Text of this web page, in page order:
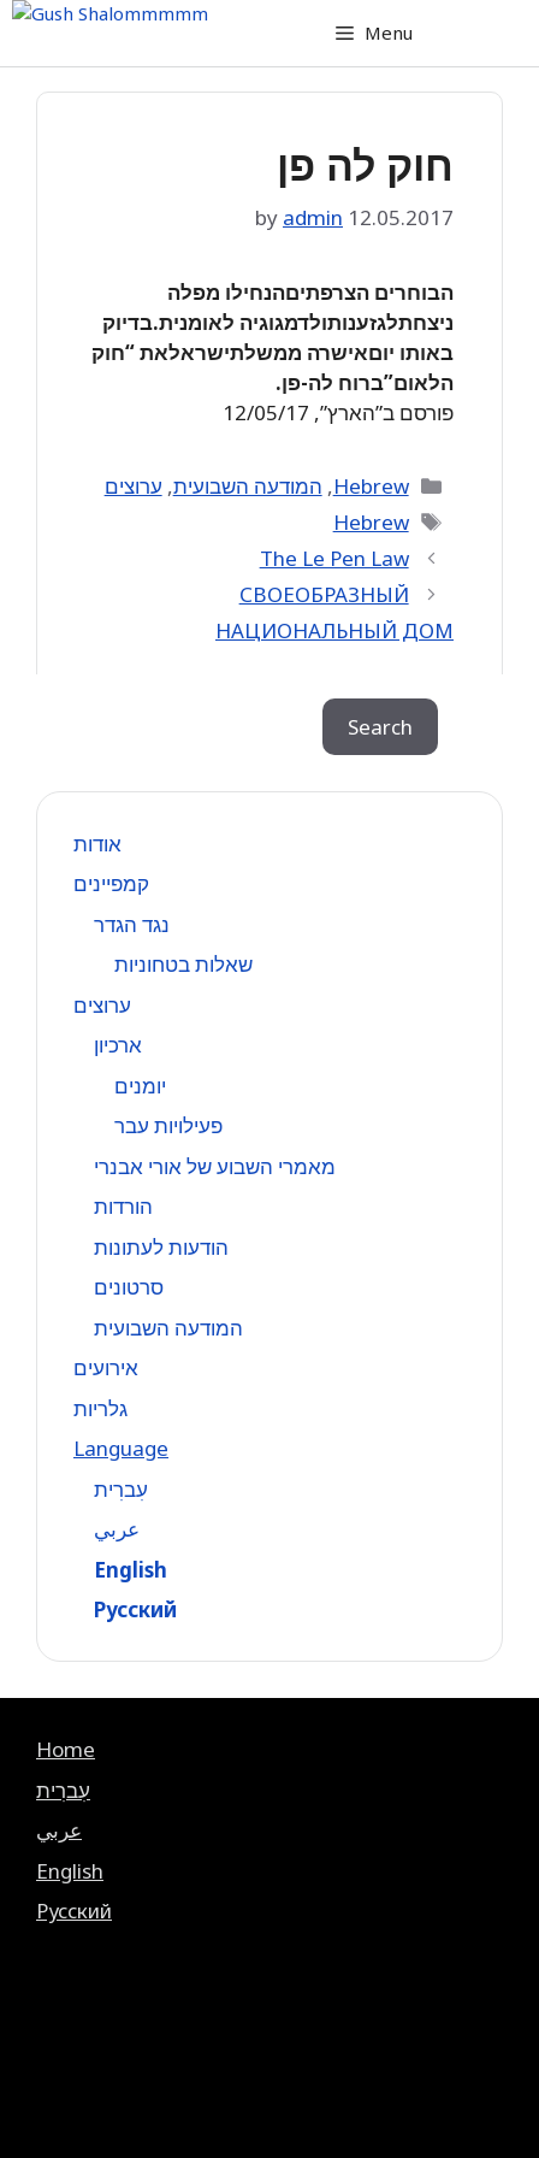
Skip
content
Menu
חוק לה פן
12.05.2017
by admin
הבוחרים הצרפתיםהנחילו מפלה
ניצחתלגזענותולדמגוגיה לאומנית.בדיוק
באותו יוםאישרה ממשלתישראלאת “חוק
הלאום”ברוח לה-פן.
פורסם ב”הארץ”, 12/05/17
Categories
Hebrew
, המודעה השבועית, ערוצים
Tags
Hebrew
The Le Pen Law
СВОЕОБРАЗНЫЙ
НАЦИОНАЛЬНЫЙ ДОМ
Search
אודות
קמפיינים
נגד הגדר
שאלות בטחוניות
ערוצים
ארכיון
יומנים
פעילויות עבר
מאמרי השבוע של אורי אבנרי
הורדות
הודעות לעתונות
סרטונים
המודעה השבועית
אירועים
גלריות
Language
עִברִית
عربي
English
Русский
Home
עִברִית
عربي
English
Русский